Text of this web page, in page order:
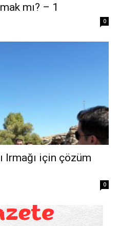
mı? – 1
0
Irmağı için çözüm
0